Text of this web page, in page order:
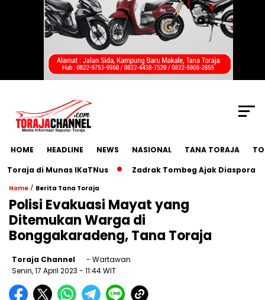
HOME HEADLINE NEWS NASIONAL TANA TORAJA
di Munas IKaTNus
Zadrak Tombeg Ajak Diaspora
Home / Berita Tana Toraja
Polisi Evakuasi Mayat yang
Ditemukan Warga di
Bonggakaradeng, Tana Toraja
Toraja Channel
- Wartawan
Senin, 17 April 2023 - 11:44 WIT